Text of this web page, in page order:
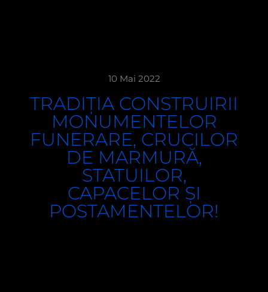
10 Mai 2022
TRADIȚIA CONSTRUIRII
MONUMENTELOR
FUNERARE, CRUCILOR
DE MARMURĂ,
STATUILOR,
CAPACELOR ȘI
POSTAMENTELOR!